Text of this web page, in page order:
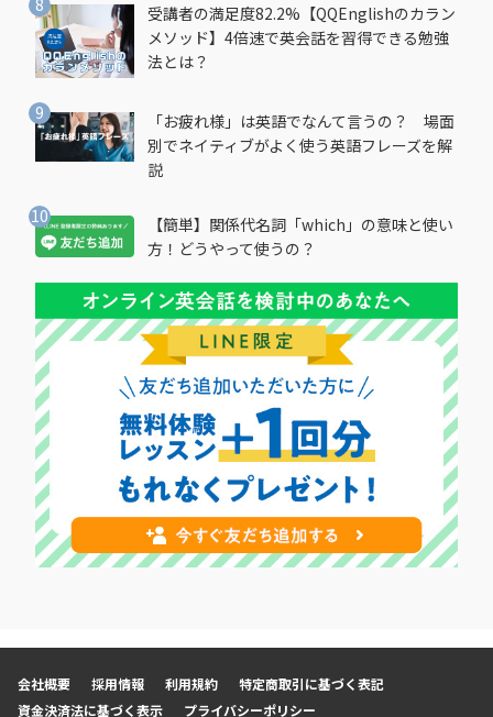
受講者の満足度82.2%【QQEnglishのカラン
メソッド】4倍速で英会話を習得できる勉強
法とは？
「お疲れ様」は英語でなんて言うの？ 場面
別でネイティブがよく使う英語フレーズを解
説
【簡単】関係代名詞「which」の意味と使い
方！どうやって使うの？
会社概要 採用情報 利用規約
特定商取引に基づく表記
資金決済法に基づく表示
プライバシーポリシー